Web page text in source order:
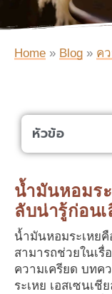
Home » Blog » ค
หัวข้อ
น้ำมันหอมร
ลับน่ารู้ก่อน
น้ำมันหอมระเหย
สามารถช่วยในเ
ความเครียด บทค
ระเหย เอสเซนเชี